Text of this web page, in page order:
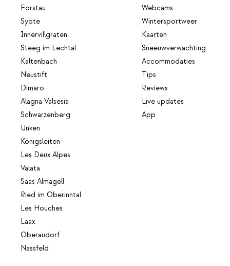
Forstau
Syöte
Innervillgraten
Steeg im Lechtal
Kaltenbach
Neustift
Dimaro
Alagna Valsesia
Schwarzenberg
Unken
Königsleiten
Les Deux Alpes
Valata
Saas Almagell
Ried im Oberinntal
Les Houches
Laax
Oberaudorf
Nassfeld
Webcams
Wintersportweer
Kaarten
Sneeuwverwachting
Accommodaties
Tips
Reviews
Live updates
App